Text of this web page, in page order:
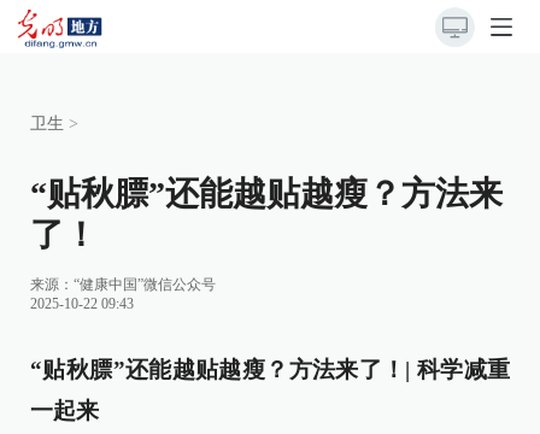
卫生 >
“贴秋膘”还能越贴越瘦？方法来
了！
来源： “健康中国”微信公众号
2025-10-22 09:43
“贴秋膘”还能越贴越瘦？方法来了！| 科学减重
一起来